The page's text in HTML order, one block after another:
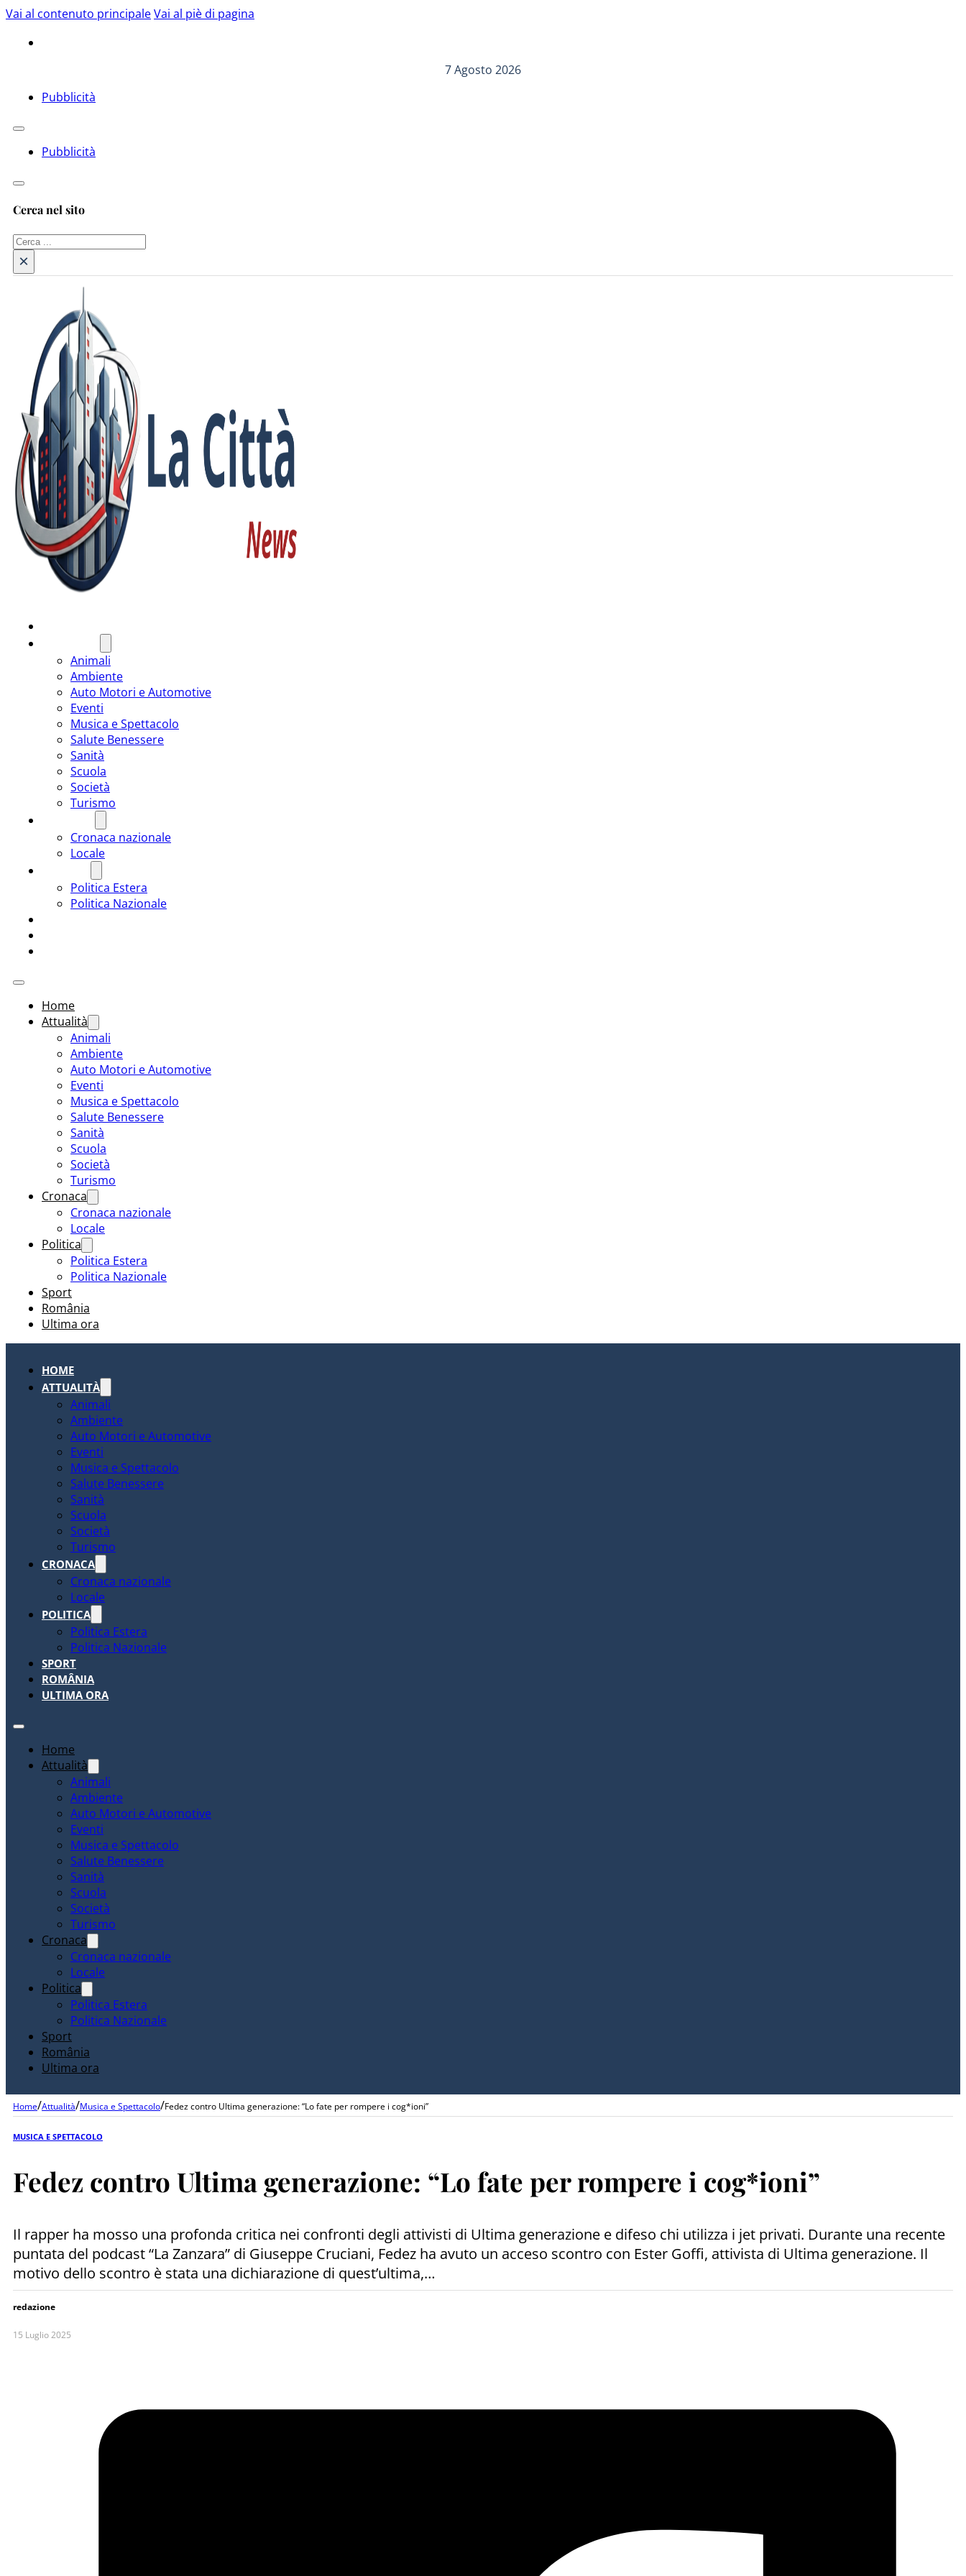
Vai al contenuto principaleVai al piè di pagina
7 Agosto 2026
Pubblicità
Pubblicità
Cerca nel sito
Cerca
×
Animali
Ambiente
Auto Motori e Automotive
Eventi
Musica e Spettacolo
Salute Benessere
Sanità
Scuola
Società
Turismo
Cronaca nazionale
Locale
Politica Estera
Politica Nazionale
Home
Attualità
Animali
Ambiente
Auto Motori e Automotive
Eventi
Musica e Spettacolo
Salute Benessere
Sanità
Scuola
Società
Turismo
Cronaca
Cronaca nazionale
Locale
Politica
Politica Estera
Politica Nazionale
Sport
România
Ultima ora
HOME
ATTUALITÀ
Animali
Ambiente
Auto Motori e Automotive
Eventi
Musica e Spettacolo
Salute Benessere
Sanità
Scuola
Società
Turismo
CRONACA
Cronaca nazionale
Locale
POLITICA
Politica Estera
Politica Nazionale
SPORT
ROMÂNIA
ULTIMA ORA
Home
Attualità
Animali
Ambiente
Auto Motori e Automotive
Eventi
Musica e Spettacolo
Salute Benessere
Sanità
Scuola
Società
Turismo
Cronaca
Cronaca nazionale
Locale
Politica
Politica Estera
Politica Nazionale
Sport
România
Ultima ora
Home/Attualità/Musica e Spettacolo/Fedez contro Ultima generazione: “Lo fate per rompere i cog*ioni”
MUSICA E SPETTACOLO
Fedez contro Ultima generazione: “Lo fate per rompere i cog*ioni”
Il rapper ha mosso una profonda critica nei confronti degli attivisti di Ultima generazione e difeso chi utilizza i jet privati. Durante una recente
puntata del podcast “La Zanzara” di Giuseppe Cruciani, Fedez ha avuto un acceso scontro con Ester Goffi, attivista di Ultima generazione. Il
motivo dello scontro è stata una dichiarazione di quest’ultima,…
redazione
15 Luglio 2025